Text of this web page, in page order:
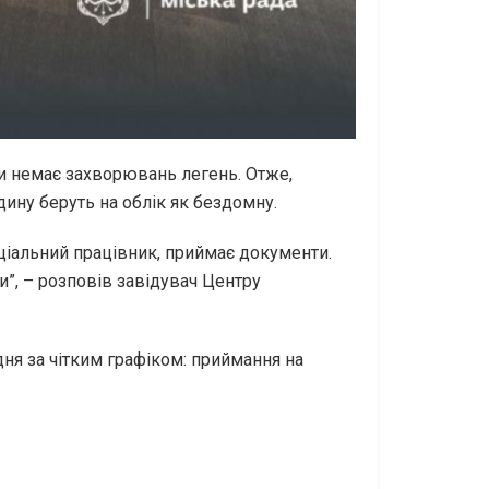
немає захворювань легень. Отже,
беруть на облік як бездомну.
працівник, приймає документи.
– розповів завідувач Центру
за чітким графіком: приймання на